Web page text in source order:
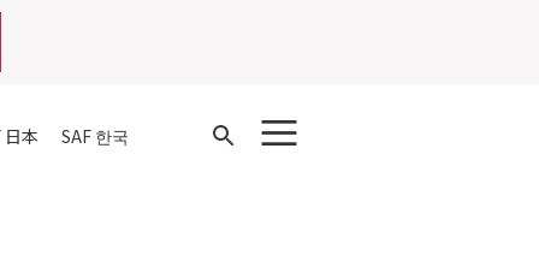
日本 SAF 한국
Open